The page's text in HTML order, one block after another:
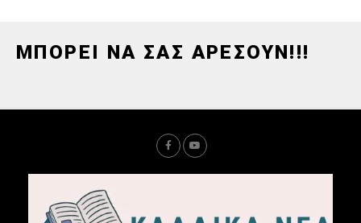
ΜΠΟΡΕΙ ΝΑ ΣΑΣ ΑΡΕΣΟΥΝ!!!